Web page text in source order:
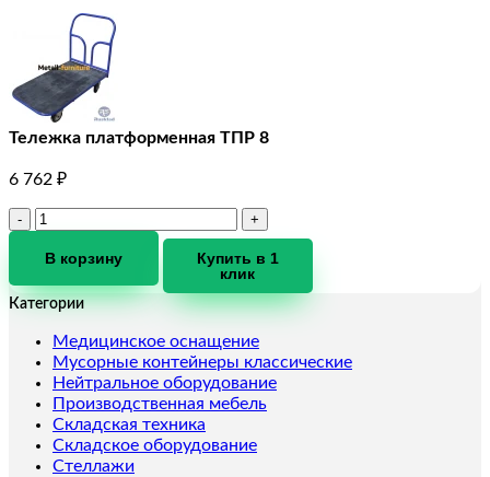
Тележка платформенная ТПР 8
6 762 ₽
Количество
Тележка
платформенная
ТПР
В корзину
Купить в 1
клик
Категории
Медицинское оснащение
Мусорные контейнеры классические
Нейтральное оборудование
Производственная мебель
Складская техника
Складское оборудование
Стеллажи